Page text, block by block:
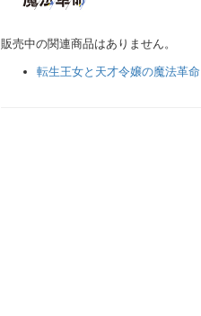
販売中の関連商品はありません。
転生王女と天才令嬢の魔法革命